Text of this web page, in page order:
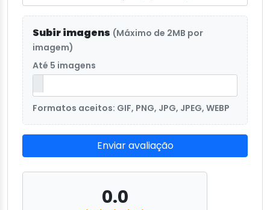
Subir imagens (Máximo de 2MB por
imagem)
Até 5 imagens
Formatos aceitos: GIF, PNG, JPG, JPEG, WEBP
Enviar avaliação
0.0